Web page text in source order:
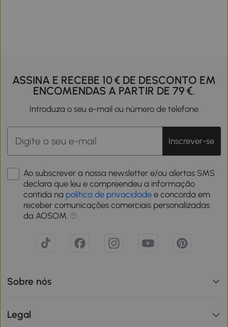
ASSINA E RECEBE 10 € DE DESCONTO EM
ENCOMENDAS A PARTIR DE 79 €.
Introduza o seu e-mail ou número de telefone
Inscrever-se
Ao subscrever a nossa newsletter e/ou alertas SMS
declara que leu e compreendeu a informação
contida na política de privacidade e concorda em
receber comunicações comerciais personalizadas
da AOSOM.
Sobre nós
Legal